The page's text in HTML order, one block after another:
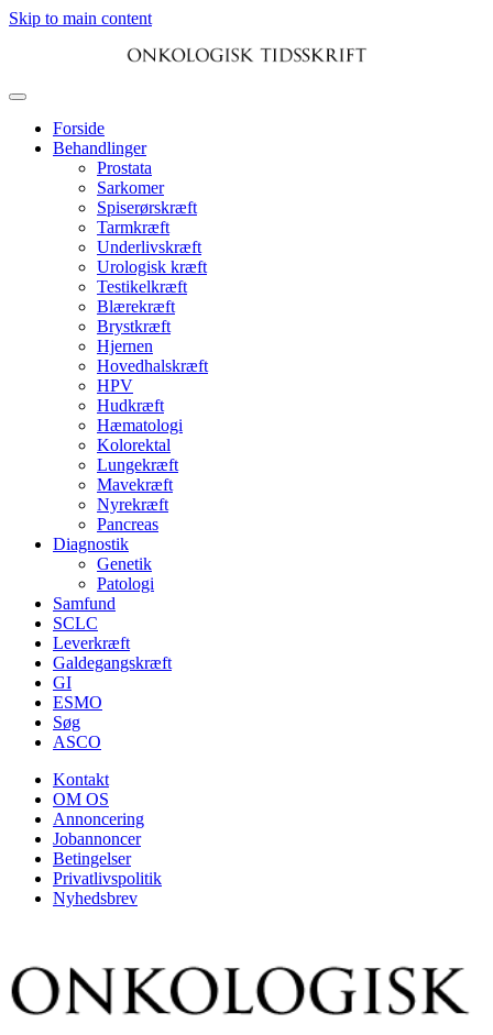
Skip to main content
Forside
Behandlinger
Prostata
Sarkomer
Spiserørskræft
Tarmkræft
Underlivskræft
Urologisk kræft
Testikelkræft
Blærekræft
Brystkræft
Hjernen
Hovedhalskræft
HPV
Hudkræft
Hæmatologi
Kolorektal
Lungekræft
Mavekræft
Nyrekræft
Pancreas
Diagnostik
Genetik
Patologi
Samfund
SCLC
Leverkræft
Galdegangskræft
GI
ESMO
Søg
ASCO
Kontakt
OM OS
Annoncering
Jobannoncer
Betingelser
Privatlivspolitik
Nyhedsbrev